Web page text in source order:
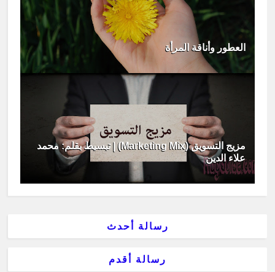
العطور وأناقة المرأة
مزيج التسويق (Marketing Mix) | تبسيط بقلم: محمد
علاء الدين
رسالة أحدث
رسالة أقدم